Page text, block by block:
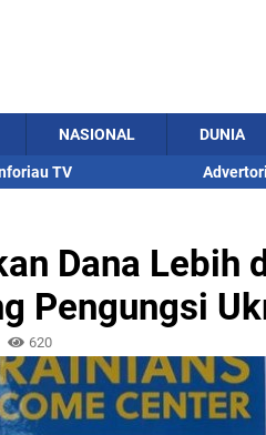
NASIONAL DUNIA
TV
Dana Lebih
Pengungsi
620